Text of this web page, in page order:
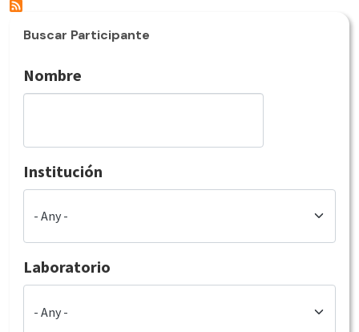
Buscar Participante
Nombre
Institución
Laboratorio